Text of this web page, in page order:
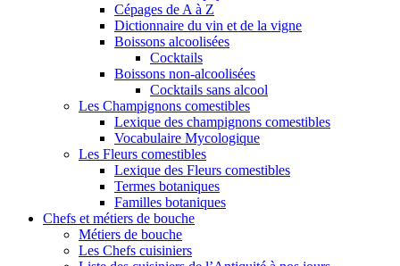
Cépages de A à Z
Dictionnaire du vin et de la vigne
Boissons alcoolisées
Cocktails
Boissons non-alcoolisées
Cocktails sans alcool
Les Champignons comestibles
Lexique des champignons comestibles
Vocabulaire Mycologique
Les Fleurs comestibles
Lexique des Fleurs comestibles
Termes botaniques
Familles botaniques
Chefs et métiers de bouche
Métiers de bouche
Les Chefs cuisiniers